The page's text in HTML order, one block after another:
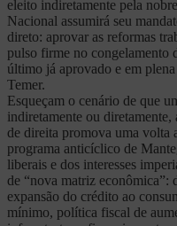
eleito indiretamente pela
Nacional assumirá seu
direto: aprovar as reformas
pulso firme no congelamento
último já aprovado e em
Temer.
Esqueçam o cenário de que
indiretamente ou
de direita promova uma volta
programa anticíclico de
liberais e dos interesses
de “nova matriz econômica”:
expansão do crédito ao
mínimo, política fiscal de